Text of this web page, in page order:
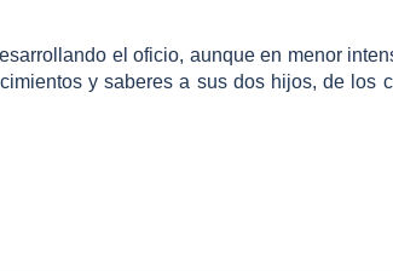
el oficio, aunque en menor
y saberes a sus dos hijos, de los